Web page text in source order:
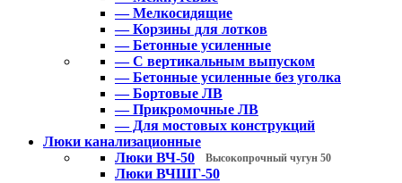
— Мелкосидящие
— Корзины для лотков
— Бетонные усиленные
— С вертикальным выпуском
— Бетонные усиленные без уголка
— Бортовые ЛВ
— Прикромочные ЛВ
— Для мостовых конструкций
Люки канализационные
Люки ВЧ-50
Высокопрочный чугун 50
Люки ВЧШГ-50